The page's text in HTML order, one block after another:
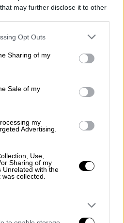
that may further disclose it to other
app uses one or more Google
behaviour. You may click to
and its third-party tags to
purposes in below Google
Opt Outs
Sharing of my
Sale of my
my
Advertising.
Use,
Sharing of my
Unrelated with the
collected.
Συχνά δε έφερνε
εξηγεί το
Διαφάνειας.
τουυπουργείου
άλλο άτομο
εμπλεκόμενης
κριτήρια χορήγησης
των εκπροσώπων
φως για καταβολή
υπερηλίκων
ηλικιακό όριο, χωρίς